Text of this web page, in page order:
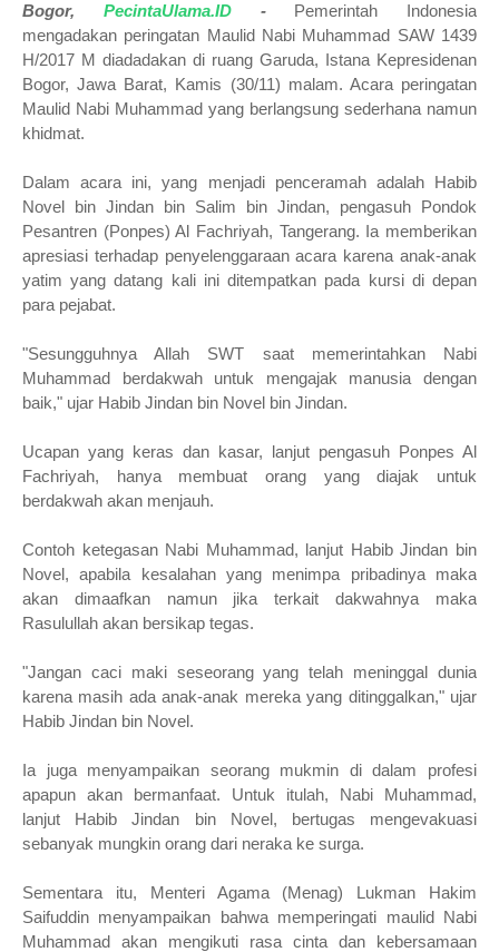
Bogor, PecintaUlama.ID- Pemerintah Indonesia
mengadakan peringatan Maulid Nabi Muhammad SAW 1439
H/2017 M diadadakan di ruang Garuda, Istana Kepresidenan
Bogor, Jawa Barat, Kamis (30/11) malam. Acara peringatan
Maulid Nabi Muhammad yang berlangsung sederhana namun
khidmat.
Dalam acara ini, yang menjadi penceramah adalah Habib
Novel bin Jindan bin Salim bin Jindan, pengasuh Pondok
Pesantren (Ponpes) Al Fachriyah, Tangerang. Ia memberikan
apresiasi terhadap penyelenggaraan acara karena anak-anak
yatim yang datang kali ini ditempatkan pada kursi di depan
para pejabat.
"Sesungguhnya Allah SWT saat memerintahkan Nabi
Muhammad berdakwah untuk mengajak manusia dengan
baik," ujar Habib Jindan bin Novel bin Jindan.
Ucapan yang keras dan kasar, lanjut pengasuh Ponpes Al
Fachriyah, hanya membuat orang yang diajak untuk
berdakwah akan menjauh.
Contoh ketegasan Nabi Muhammad, lanjut Habib Jindan bin
Novel, apabila kesalahan yang menimpa pribadinya maka
akan dimaafkan namun jika terkait dakwahnya maka
Rasulullah akan bersikap tegas.
"Jangan caci maki seseorang yang telah meninggal dunia
karena masih ada anak-anak mereka yang ditinggalkan," ujar
Habib Jindan bin Novel.
Ia juga menyampaikan seorang mukmin di dalam profesi
apapun akan bermanfaat. Untuk itulah, Nabi Muhammad,
lanjut Habib Jindan bin Novel, bertugas mengevakuasi
sebanyak mungkin orang dari neraka ke surga.
Sementara itu, Menteri Agama (Menag) Lukman Hakim
Saifuddin menyampaikan bahwa memperingati maulid Nabi
Muhammad akan mengikuti rasa cinta dan kebersamaan